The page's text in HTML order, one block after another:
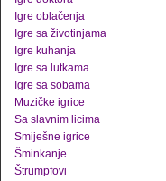
Igre oblačenja
Igre sa životinjama
Igre kuhanja
Igre sa lutkama
Igre sa sobama
Muzičke igrice
Sa slavnim licima
Smiješne igrice
Šminkanje
Štrumpfovi